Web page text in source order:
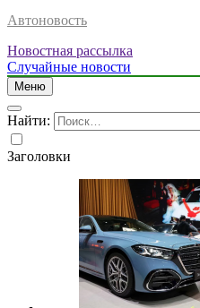
Автоновость
Новостная рассылка
Случайные новости
Меню
Найти:
Заголовки